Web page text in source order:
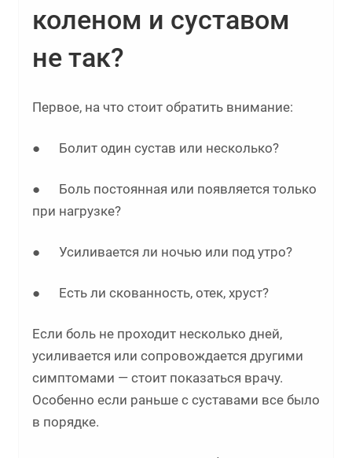
коленом и суставом
не так?
Первое, на что стоит обратить внимание:
● Болит один сустав или несколько?
● Боль постоянная или появляется только
при нагрузке?
● Усиливается ли ночью или под утро?
● Есть ли скованность, отек, хруст?
Если боль не проходит несколько дней,
усиливается или сопровождается другими
симптомами — стоит показаться врачу.
Особенно если раньше с суставами все было
в порядке.